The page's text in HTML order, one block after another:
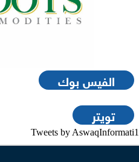
الفيس بوك
تويتر
Tweets by AswaqInformati1